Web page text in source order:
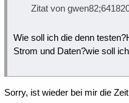
Zitat von
Wie soll ich die denn
Strom und Daten?wie soll
Sorry, ist wieder bei mir die